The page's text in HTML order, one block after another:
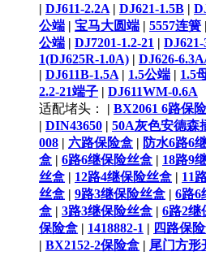
| DJ611-2.2A | DJ621-1.5B |
公端 | 宝马大圆端 | 5557连簧 |
公端 | DJ7201-1.2-21 |
1(DJ625R-1.0A) | DJ626-
| DJ611B-1.5A | 1.5公端 | 1.5
2.2-21端子 | DJ611WM-0.6A
适配堵头：
| BX2061 6路保
| DIN43650 | 50A灰色安德森
008 | 六路保险盒 | 防水6路6
盒 | 6路6继保险丝盒 | 18路9
丝盒 | 12路4继保险丝盒 | 11
丝盒 | 9路3继保险丝盒 | 6路6
盒 | 3路3继保险丝盒 | 6路2继
保险盒 | 1418882-1 | 四路保
| BX2152-2保险盒 | 尾门方形